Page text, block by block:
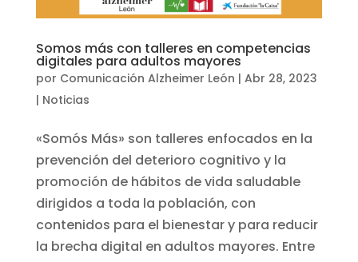
Somos más con talleres en competencias
digitales para adultos mayores
por Comunicación Alzheimer León | Abr 28, 2023
| Noticias
«Somós Más» son talleres enfocados en la
prevención del deterioro cognitivo y la
promoción de hábitos de vida saludable
dirigidos a toda la población, con
contenidos para el bienestar y para reducir
la brecha digital en adultos mayores. Entre